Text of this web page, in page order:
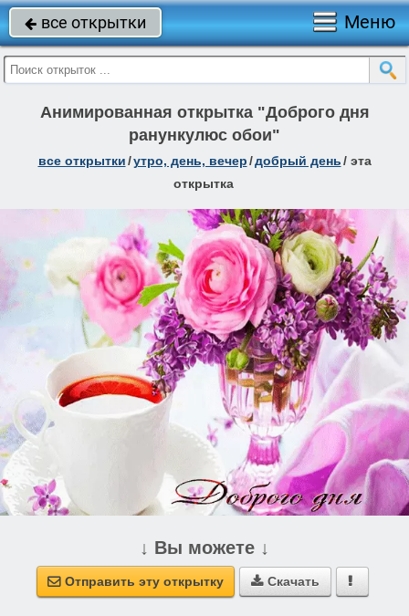
 все открытки Меню
Анимированная открытка "Доброго дня
ранункулюс обои"
все открытки/утро, день, вечер/добрый день/ эта
открытка
↓ Вы можете ↓
 Отправить эту открытку  Скачать 